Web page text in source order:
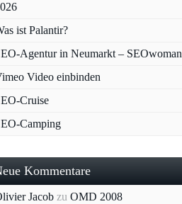
ist Palantir?
Agentur in Neumarkt – SEOwoman
Video einbinden
Cruise
Camping
Kommentare
Jacob zu OMD 2008